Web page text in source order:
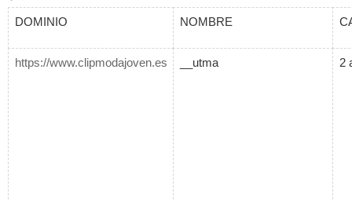
DOMINIO NOMBRE
https://www.clipmodajoven.es __utma 2